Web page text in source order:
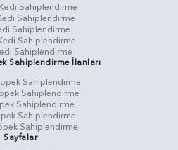
Sahiplendirme
Sahiplendirme
Sahiplendirme
Sahiplendirme
Sahiplendirme
Sahiplendirme İlanları
Sahiplendirme
Sahiplendirme
Sahiplendirme
Sahiplendirme
Sahiplendirme
Sayfalar